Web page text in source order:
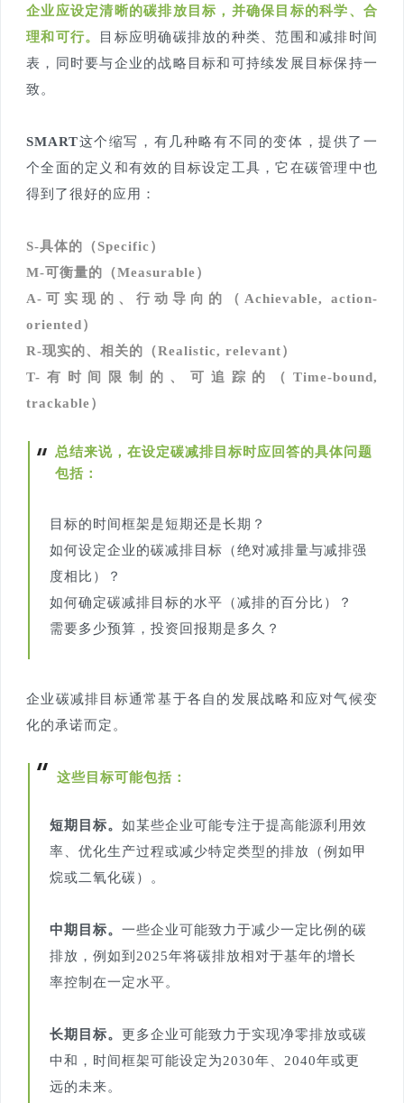
企业应设定清晰的碳排放目标，并确保目标的科学、合
理和可行。
目标应明确碳排放的种类、范围和减排时间
表，同时要与企业的战略目标和可持续发展目标保持一
致。
SMART这个缩写，有几种略有不同的变体，提供了一
个全面的定义和有效的目标设定工具，它在碳管理中也
得到了很好的应用：
S-具体的（Specific）
M-可衡量的（Measurable）
A-可实现的、行动导向的（Achievable, action-
oriented）
R-现实的、相关的（Realistic, relevant）
T-有时间限制的、可追踪的（Time-bound,
trackable）
总结来说，在设定碳减排目标时应回答的具体问题
包括：
目标的时间框架是短期还是长期？
如何设定企业的碳减排目标（绝对减排量与减排强
度相比）？
如何确定碳减排目标的水平（减排的百分比）？
需要多少预算，投资回报期是多久？
企业碳减排目标通常基于各自的发展战略和应对气候变
化的承诺而定。
这些目标可能包括：
短期目标。 如某些企业可能专注于提高能源利用效
率、优化生产过程或减少特定类型的排放（例如甲
烷或二氧化碳）。
中期目标。 一些企业可能致力于减少一定比例的碳
排放，例如到2025年将碳排放相对于基年的增长
率控制在一定水平。
长期目标。 更多企业可能致力于实现净零排放或碳
中和，时间框架可能设定为2030年、2040年或更
远的未来。